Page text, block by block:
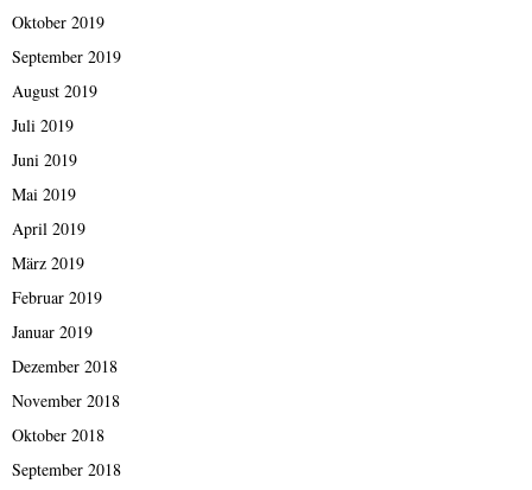
Oktober 2019
September 2019
August 2019
Juli 2019
Juni 2019
Mai 2019
April 2019
März 2019
Februar 2019
Januar 2019
Dezember 2018
November 2018
Oktober 2018
September 2018